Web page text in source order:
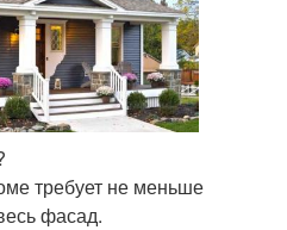
требует не меньше
фасад.